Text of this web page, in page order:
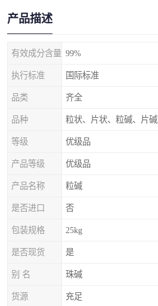
产品描述
有效成分含量 99%
执行标准 国际标准
品类 齐全
品种 粒状、片状、粒碱、片碱
等级 优级品
产品等级 优级品
产品名称 粒碱
是否进口 否
包装规格 25kg
是否现货 是
别 名 珠碱
货源 充足